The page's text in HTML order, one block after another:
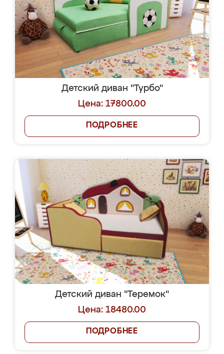
Детский диван "Турбо"
Цена: 17800.00
ПОДРОБНЕЕ
Детский диван "Теремок"
Цена: 18480.00
ПОДРОБНЕЕ